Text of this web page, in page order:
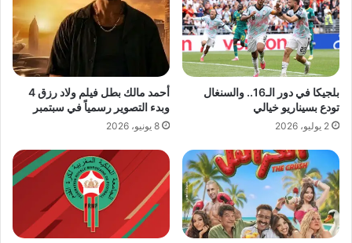
بلجيكا في دور الـ16.. والسنغال
تودع بسيناريو خيالي
2 يوليو، 2026
أحمد مالك بطل فيلم ولاد رزق 4
وبدء التصوير رسمياً في سبتمبر
8 يونيو، 2026